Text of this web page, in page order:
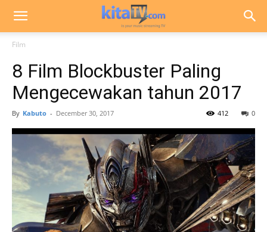
Film
8 Film Blockbuster Paling
Mengecewakan tahun 2017
By Kabuto - December 30, 2017 0
412